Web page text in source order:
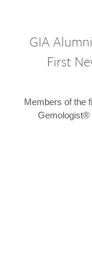
GIA
First
Members of the
Gemologist®